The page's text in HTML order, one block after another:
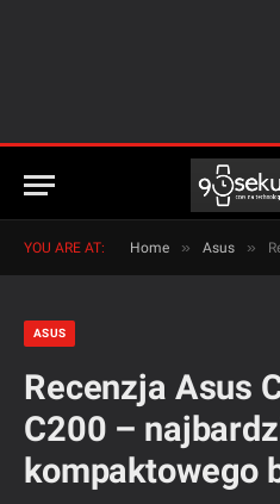
YOU ARE AT: Home » Asus »
ASUS
Recenzja Asus
C200 –
kompaktowego